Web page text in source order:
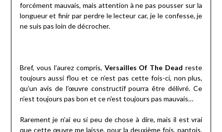
forcément mauvais, mais attention à ne pas pousser sur la
longueur et finir par perdre le lecteur car, je le confesse, je
ne suis pas loin de décrocher.
Bref, vous l’aurez compris, Versailles Of The Deadreste
toujours aussi flou et ce n’est pas cette fois-ci, non plus,
qu’un avis de l’œuvre constructif pourra être délivré. Ce
n’est toujours pas bon et ce n’est toujours pas mauvais…
Rarement je n’ai eu si peu de chose à dire, mais il est vrai
que cette œuvre me laisse, pour la deuxième fois, pantois.